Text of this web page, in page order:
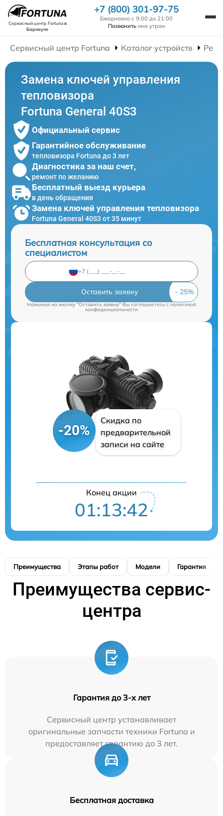
Сервисный центр Fortunaв
Барнауле
+7 (800) 301-97-75
Ежедневно с 9:00 до 21:00
Позвонить мне утром
Сервисный центр Fortuna Каталог устройств
Замена ключей управления
тепловизора
Fortuna General 40S3
Официальный сервис
Гарантийное обслуживание
тепловизора Fortuna до 3 лет
Диагностика за наш счет,
ремонт по желанию
Бесплатный выезд курьера
в день обращения
Замена ключей управления тепловизора
Fortuna General 40S3 от 35 минут
Бесплатная консультация со
специалистом
Оставить заявку
Нажимая на кнопку "Оставить заявку" Вы соглашаетесь cполитикой
конфиденциальности
-20%
Скидка по
предварительной
записи на сайте
Конец акции
01:13:41
Преимущества Этапы работ Модели Гарантия
Преимущества сервис-
центра
Гарантия до 3-х лет
Сервисный центр устанавливает
оригинальные запчасти техники Fortuna и
предоставляет гарантию до 3 лет.
Бесплатная доставка